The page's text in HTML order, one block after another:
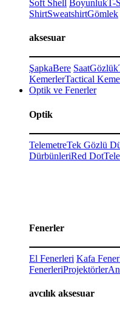
Soft Shell BoyunlukT-
ShirtSweatshirtGömlek
aksesuar
ŞapkaBere SaatGözlük
KemerlerTactical
Optik ve Fenerler
Optik
TelemetreTek Gözlü
DürbünleriRed Dot
Fenerler
El Fenerleri Kafa
FenerleriProjektörler
avcılık aksesuar